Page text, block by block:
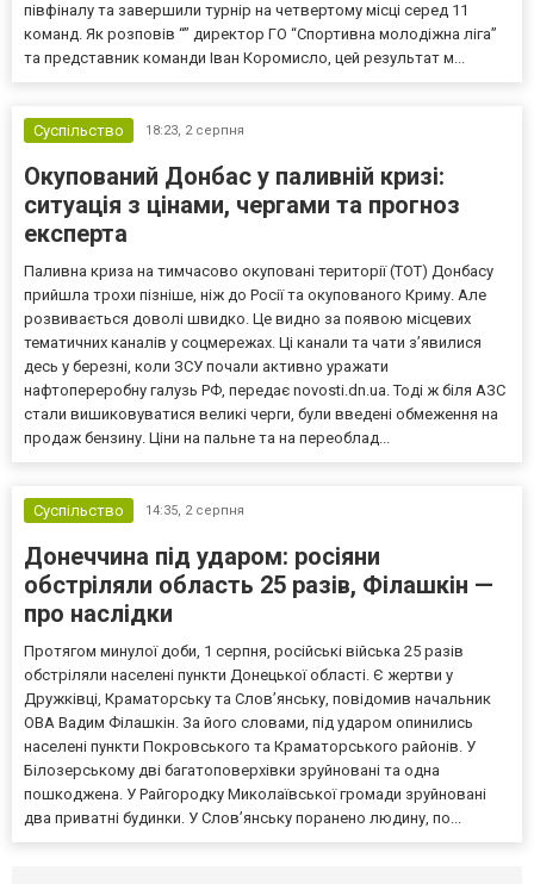
півфіналу та завершили турнір на четвертому місці серед 11
команд. Як розповів “” директор ГО “Спортивна молодіжна ліга”
та представник команди Іван Коромисло, цей результат м...
Суспільство 18:23, 2 серпня
Окупований Донбас у паливній кризі:
ситуація з цінами, чергами та прогноз
експерта
Паливна криза на тимчасово окуповані території (ТОТ) Донбасу
прийшла трохи пізніше, ніж до Росії та окупованого Криму. Але
розвивається доволі швидко. Це видно за появою місцевих
тематичних каналів у соцмережах. Ці канали та чати з’явилися
десь у березні, коли ЗСУ почали активно уражати
нафтопереробну галузь РФ, передає novosti.dn.ua. Тоді ж біля АЗС
стали вишиковуватися великі черги, були введені обмеження на
продаж бензину. Ціни на пальне та на переоблад...
Суспільство 14:35, 2 серпня
Донеччина під ударом: росіяни
обстріляли область 25 разів, Філашкін —
про наслідки
Протягом минулої доби, 1 серпня, російські війська 25 разів
обстріляли населені пункти Донецької області. Є жертви у
Дружківці, Краматорську та Слов’янську, повідомив начальник
ОВА Вадим Філашкін. За його словами, під ударом опинились
населені пункти Покровського та Краматорського районів. У
Білозерському дві багатоповерхівки зруйновані та одна
пошкоджена. У Райгородку Миколаївської громади зруйновані
два приватні будинки. У Слов’янську поранено людину, по...